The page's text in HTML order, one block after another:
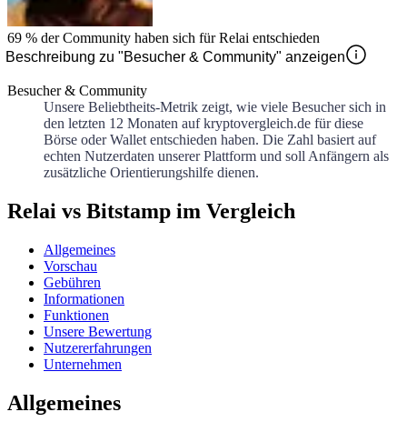
69 % der Community haben sich fürRelai entschieden
Beschreibung zu "Besucher & Community" anzeigen
Besucher & Community
Unsere Beliebtheits-Metrik zeigt, wie viele Besucher sich in
den letzten 12 Monaten auf kryptovergleich.de für diese
Börse oder Wallet entschieden haben. Die Zahl basiert auf
echten Nutzerdaten unserer Plattform und soll Anfängern als
zusätzliche Orientierungshilfe dienen.
Relai vs Bitstamp im Vergleich
Allgemeines
Vorschau
Gebühren
Informationen
Funktionen
Unsere Bewertung
Nutzererfahrungen
Unternehmen
Allgemeines